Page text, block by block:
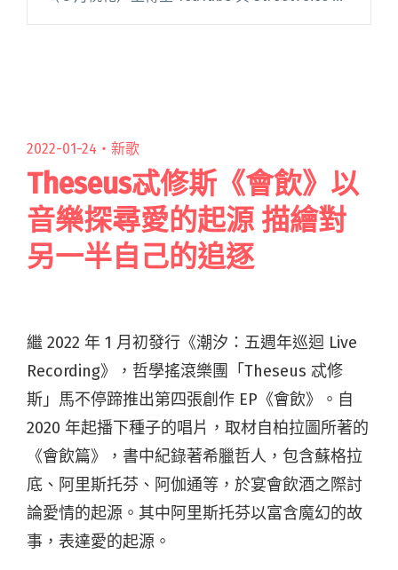
聲，令樂迷驚呼連連：「終於等到了，超
2022-01-24・ 新歌
Theseus忒修斯《會飲》以
音樂探尋愛的起源 描繪對
另一半自己的追逐
繼 2022 年 1 月初發行《潮汐：五週年巡迴 Live
Recording》，哲學搖滾樂團「Theseus 忒修
斯」馬不停蹄推出第四張創作 EP《會飲》。自
2020 年起播下種子的唱片，取材自柏拉圖所著的
《會飲篇》，書中紀錄著希臘哲人，包含蘇格拉
底、阿里斯托芬、阿伽通等，於宴會飲酒之際討
論愛情的起源。其中阿里斯托芬以富含魔幻的故
事，表達愛的起源。